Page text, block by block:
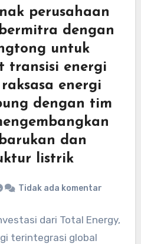
perusahaan
dengan
untuk
transisi energi
energi
dengan tim
dan
listrik
Tidak ada komentar
dari Total Energy,
terintegrasi global